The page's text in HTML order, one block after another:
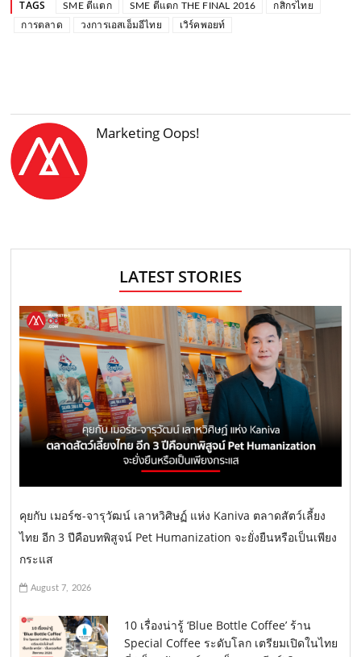
TAGS SME ตีแตก SME ตีแตก THE FINAL 2016
กสิกรไทย
การตลาด
วงการเอสเอ็มอีไทย เวิร์คพอยท์
Marketing Oops!
LATEST STORIES
คุยกับ เมอร์ซ-จารุวัฒน์ เลาหวิศิษฏ์ แห่ง Kaniva ตลาดสัตว์เลี้ยง
ไทย อีก 3 ปีคือบทพิสูจน์ Pet Humanization จะยั่งยืนหรือเป็นเพียง
กระแส
August 7, 2026
10 เรื่องน่ารู้ ‘Blue Bottle Coffee’ ร้าน
Special Coffee ระดับโลก เตรียมเปิดในไทย